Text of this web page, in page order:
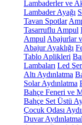
Lambaderler ve
Lambader Ayağı
Tavan Spotlar
Tasarruflu Ampul
Ampul Abajurlar
Abajur Ayaklığı
Tablo Aplikleri
Lambaları Led
Altı Aydınlatma
Solar Aydınlatma
Bahçe Feneri ve
Bahçe Set Üstü
Çocuk Odası
Duvar